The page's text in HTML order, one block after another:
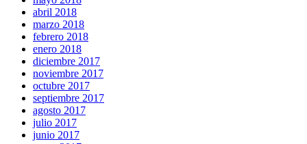
abril 2018
marzo 2018
febrero 2018
enero 2018
diciembre 2017
noviembre 2017
octubre 2017
septiembre 2017
agosto 2017
julio 2017
junio 2017